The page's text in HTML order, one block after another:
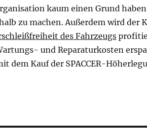
kaum einen Grund
zu machen. Außerdem wird der
des Fahrzeugs
und Reparaturkosten
dem Kauf der SPACCER-